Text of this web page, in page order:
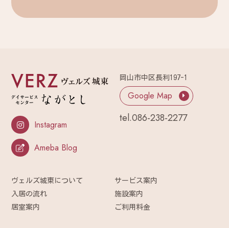
Instagram
Ameba Blog
岡山市中区長利197-1
Google Map
tel.086-238-2277
ヴェルズ城東について
サービス案内
入居の流れ
施設案内
居室案内
ご利用料金